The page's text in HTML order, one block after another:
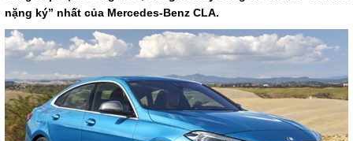
nặng ký” nhất của Mercedes-Benz CLA.